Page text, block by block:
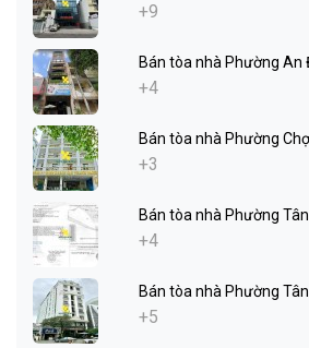
+9
Bán tòa nhà Phường An
+4
Bán tòa nhà Phường
+3
Bán tòa nhà Phường
+4
Bán tòa nhà Phường
+5